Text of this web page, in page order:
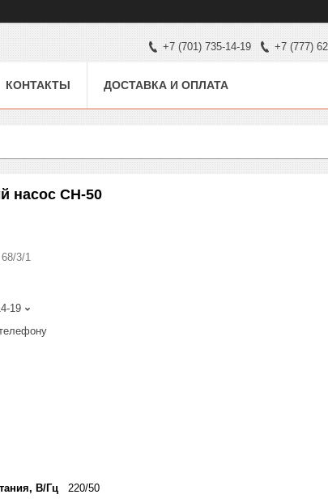
+7 (701) 735-14-19 +7 (777)
КОНТАКТЫ ДОСТАВКА И ОПЛАТА
насос СН-50
68/3/1
19
В/Гц 220/50